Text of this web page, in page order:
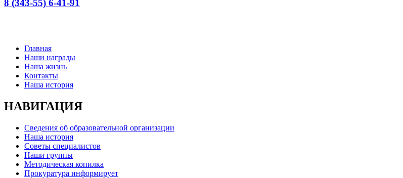
8 (343-55) 6-41-91
Главная
Наши награды
Наша жизнь
Контакты
Наша история
НАВИГАЦИЯ
Сведения об образовательной организации
Наша история
Советы специалистов
Наши группы
Методическая копилка
Прокуратура информирует